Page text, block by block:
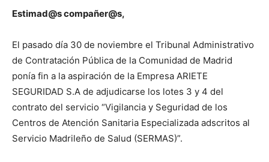
Estimad@s compañer@s,
El pasado día 30 de noviembre el Tribunal Administrativo
de Contratación Pública de la Comunidad de Madrid
ponía fin a la aspiración de la Empresa ARIETE
SEGURIDAD S.A de adjudicarse los lotes 3 y 4 del
contrato del servicio “Vigilancia y Seguridad de los
Centros de Atención Sanitaria Especializada adscritos al
Servicio Madrileño de Salud (SERMAS)”.